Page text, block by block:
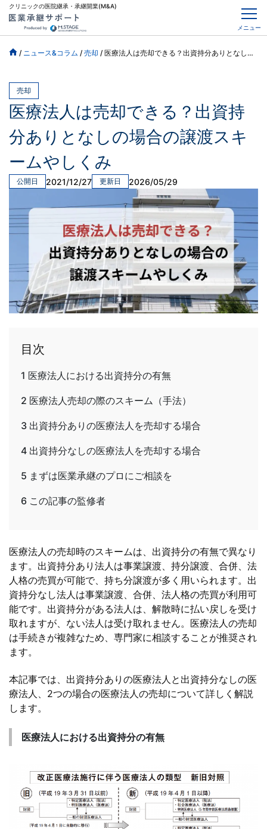
クリニックの医院継承・承継開業(M&A)
メニュー
/ ニュース&コラム / 売却 / 医療法人は売却できる？出資持分ありとなしの場合の譲渡スキームやしくみ
売却
医療法人は売却できる？出資持
分ありとなしの場合の譲渡スキ
ームやしくみ
公開日 2021/12/27 更新日 2026/05/29
目次
1 医療法人における出資持分の有無
2 医療法人売却の際のスキーム（手法）
3 出資持分ありの医療法人を売却する場合
4 出資持分なしの医療法人を売却する場合
5 まずは医業承継のプロにご相談を
6 この記事の監修者
医療法人の売却時のスキームは、出資持分の有無で異なり
ます。出資持分あり法人は事業譲渡、持分譲渡、合併、法
人格の売買が可能で、持ち分譲渡が多く用いられます。出
資持分なし法人は事業譲渡、合併、法人格の売買が利用可
能です。出資持分がある法人は、解散時に払い戻しを受け
取れますが、ない法人は受け取れません。医療法人の売却
は手続きが複雑なため、専門家に相談することが推奨され
ます。
本記事では、出資持分ありの医療法人と出資持分なしの医
療法人、2つの場合の医療法人の売却について詳しく解説
します。
医療法人における出資持分の有無